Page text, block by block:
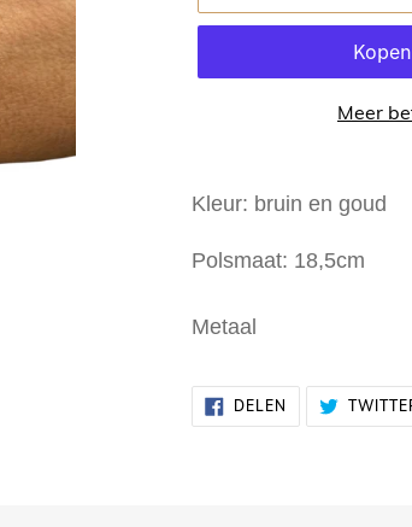
Meer
toegevoegen
uw
Kleur: bruin en goud
Polsmaat: 18,5cm
Metaal
DELEN
DELEN
FACEBOOK